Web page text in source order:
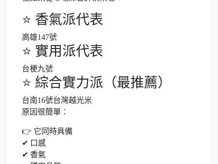
⭐ 香氣派代表
高雄147號
⭐ 實用派代表
台梗九號
⭐ 綜合實力派（最推薦）
台南16號台灣越光米
原因很簡單：
👉 它同時具備
✔ 口感
✔ 香氣